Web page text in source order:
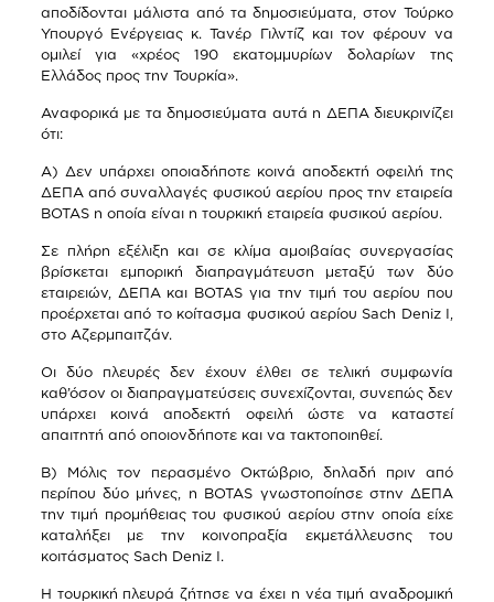
αποδίδονται μάλιστα από τα δημοσιεύματα, στον Τούρκο
Υπουργό Ενέργειας κ. Τανέρ Γιλντίζ και τον φέρουν να
ομιλεί για «χρέος 190 εκατομμυρίων δολαρίων της
Ελλάδος προς την Τουρκία».
Αναφορικά με τα δημοσιεύματα αυτά η ΔΕΠΑ διευκρινίζει
ότι:
Α) Δεν υπάρχει οποιαδήποτε κοινά αποδεκτή οφειλή της
ΔΕΠΑ από συναλλαγές φυσικού αερίου προς την εταιρεία
BOTAS η οποία είναι η τουρκική εταιρεία φυσικού αερίου.
Σε πλήρη εξέλιξη και σε κλίμα αμοιβαίας συνεργασίας
βρίσκεται εμπορική διαπραγμάτευση μεταξύ των δύο
εταιρειών, ΔΕΠΑ και BOTAS για την τιμή του αερίου που
προέρχεται από το κοίτασμα φυσικού αερίου Sach Deniz I,
στο Αζερμπαιτζάν.
Οι δύο πλευρές δεν έχουν έλθει σε τελική συμφωνία
καθ’όσον οι διαπραγματεύσεις συνεχίζονται, συνεπώς δεν
υπάρχει κοινά αποδεκτή οφειλή ώστε να καταστεί
απαιτητή από οποιονδήποτε και να τακτοποιηθεί.
Β) Μόλις τον περασμένο Οκτώβριο, δηλαδή πριν από
περίπου δύο μήνες, η BOTAS γνωστοποίησε στην ΔΕΠΑ
την τιμή προμήθειας του φυσικού αερίου στην οποία είχε
καταλήξει με την κοινοπραξία εκμετάλλευσης του
κοιτάσματος Sach Deniz I.
Η τουρκική πλευρά ζήτησε να έχει η νέα τιμή αναδρομική